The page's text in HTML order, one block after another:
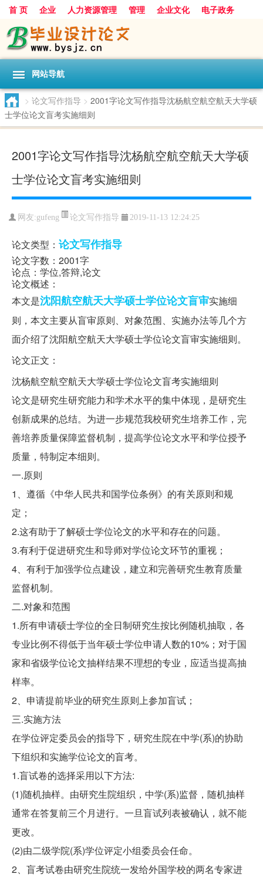
首 页 企业 人力资源管理 管理 企业文化
电子政务
数据
旅游 项目 浅谈 发展
网站导航
> 论文写作指导 > 2001字论文写作指导沈杨航空航空航天大学硕
士学位论文盲考实施细则
2001字论文写作指导沈杨航空航空航天大学硕
士学位论文盲考实施细则
网友:gufeng 论文写作指导 2019-11-13 12:24:25
论文类型： 论文写作指导
论文字数：2001字
论点：学位,答辩,论文
论文概述：
本文是沈阳航空航天大学硕士学位论文盲审实施细
则，本文主要从盲审原则、对象范围、实施办法等几个方
面介绍了沈阳航空航天大学硕士学位论文盲审实施细则。
论文正文：
沈杨航空航空航天大学硕士学位论文盲考实施细则
论文是研究生研究能力和学术水平的集中体现，是研究生
创新成果的总结。为进一步规范我校研究生培养工作，完
善培养质量保障监督机制，提高学位论文水平和学位授予
质量，特制定本细则。
一.原则
1、遵循《中华人民共和国学位条例》的有关原则和规
定；
2.这有助于了解硕士学位论文的水平和存在的问题。
3.有利于促进研究生和导师对学位论文环节的重视；
4、有利于加强学位点建设，建立和完善研究生教育质量
监督机制。
二.对象和范围
1.所有申请硕士学位的全日制研究生按比例随机抽取，各
专业比例不得低于当年硕士学位申请人数的10%；对于国
家和省级学位论文抽样结果不理想的专业，应适当提高抽
样率。
2、申请提前毕业的研究生原则上参加盲试；
三.实施方法
在学位评定委员会的指导下，研究生院在中学(系)的协助
下组织和实施学位论文的盲考。
1.盲试卷的选择采用以下方法:
(1)随机抽样。由研究生院组织，中学(系)监督，随机抽样
通常在答复前三个月进行。一旦盲试列表被确认，就不能
更改。
(2)由二级学院(系)学位评定小组委员会任命。
2、盲考试卷由研究生院统一发给外国学校的两名专家进